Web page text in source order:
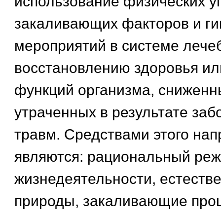
закаливающих факторов и
мероприятий в системе
восстановлению здоровья
функций организма,
утраченных в результате
травм. Средствами этого
являются: рациональный
жизнедеятельности,
природы, закаливающие